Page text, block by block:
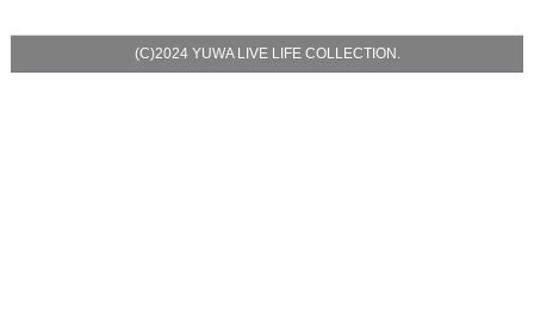
(C)2024 YUWA LIVE LIFE COLLECTION.